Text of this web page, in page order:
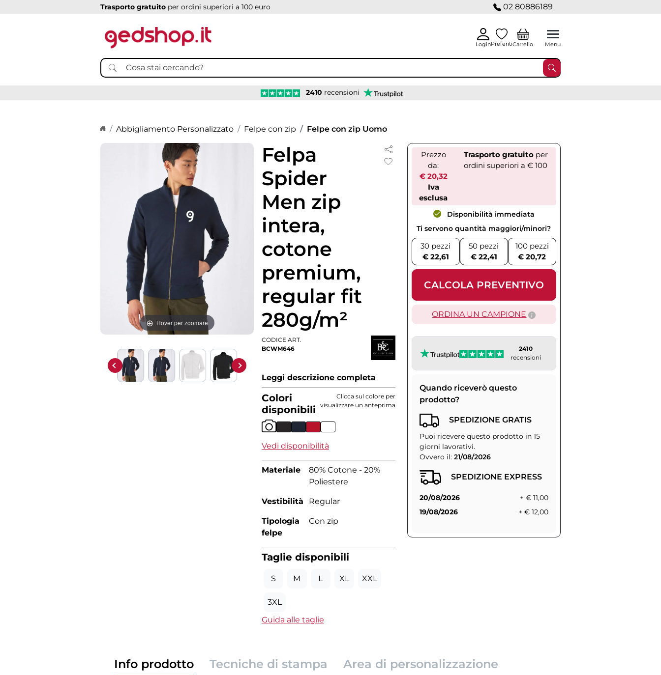
Trasporto gratuito per ordini superiori a 100 euro 02 80886189
LoginPreferitiCarrello Menu
2410 recensioni
Home page
Abbigliamento Personalizzato Felpe con zip Felpe con zip Uomo
Hover per zoomare
Felpa
Spider
Men zip
intera,
cotone
premium,
regular fit
280g/m²
CODICE ART.
BCWM646
Leggi descrizione completa
Colori
disponibili
Clicca sul colore per
visualizzare un anteprima
Vedi disponibilità
Materiale
80% Cotone - 20%
Poliestere
Vestibilità Regular
Tipologia
felpe
Con zip
Taglie disponibili
S M L XL XXL
3XL
Guida alle taglie
Prezzo
da:
€ 20,32
Iva
esclusa
Trasporto gratuitoper
ordini superiori a € 100
Disponibilità immediata
Ti servono quantità maggiori/minori?
30 pezzi
€ 22,61
50 pezzi
€ 22,41
100 pezzi
€ 20,72
CALCOLA PREVENTIVO
ORDINA UN CAMPIONE
2410
recensioni
Quando riceverò questo
prodotto?
SPEDIZIONE GRATIS
Puoi ricevere questo prodotto in 15
giorni lavorativi.
Ovvero il: 21/08/2026
SPEDIZIONE EXPRESS
20/08/2026
+ € 11,00
19/08/2026
+ € 12,00
Info prodotto Tecniche di stampa
Area di personalizzazione